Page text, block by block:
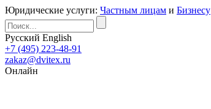
Юридические услуги: Частным лицам и Бизнесу
Русский English
+7 (495) 223-48-91
zakaz@dvitex.ru
Онлайн